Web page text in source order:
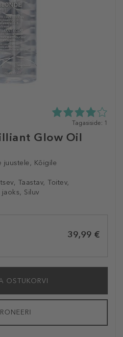
Glow Oil
juustele, Kõigile
Taastav, Toitev,
Siluv
4.0
5st
Tagasiside: 1
39,99 €
OSTUKORVI